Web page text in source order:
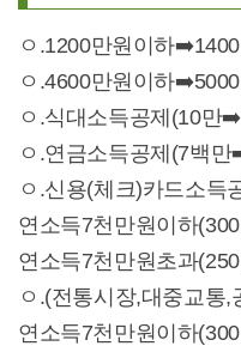
ㅇ.1200만원이하
ㅇ.4600만원이하
ㅇ.식대소득공제(10만
ㅇ.연금소득공제(7백
ㅇ.신용(체크)카드소득
연소득7천만원이하
연소득7천만원초과
ㅇ.(전통시장,대중교통,
연소득7천만원이하